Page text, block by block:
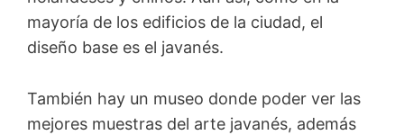
mayoría de los edificios de la ciudad, el
diseño base es el javanés.
También hay un museo donde poder ver las
mejores muestras del arte javanés, además